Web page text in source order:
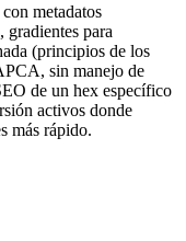
metadatos
gradientes para
(principios de los
sin manejo de
de un hex específico
activos donde
más rápido.